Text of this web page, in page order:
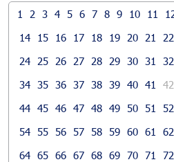
1 2 3 4 5 6 7 8 9 10 11
14
15 16 17 18 19 20 21 22
24
25 26 27 28 29 30 31 32
34 35 36 37 38 39 40 41 42
44 45 46 47 48 49 50 51 52
54 55 56 57 58 59 60 61 62
64 65 66 67 68 69 70 71 72